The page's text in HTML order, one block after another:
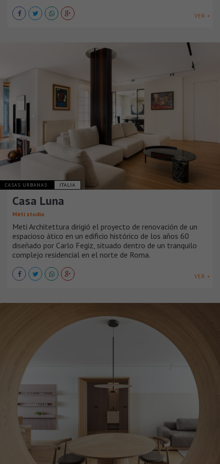
VER +
CASAS URBANAS ITALIA
Casa Luna
Mèti studio
Meti Architettura dirigió el proyecto de renovación de un
espacioso ático en un edificio histórico de los años 60
diseñado por Carlo Fegiz, situado dentro de un tranquilo
complejo residencial en el norte de Roma.
VER +